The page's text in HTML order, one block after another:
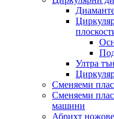
Ултра
Сменяеми
Сменяеми
машини
Абрихт ножове